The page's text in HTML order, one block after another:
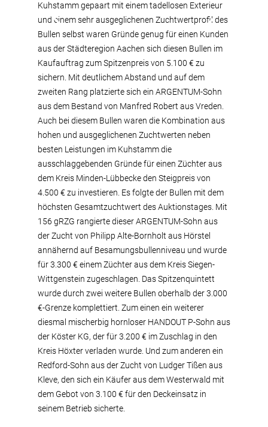
Kuhstamm gepaart mit einem tadellosen Exterieur
und einem sehr ausgeglichenen Zuchtwertprofil des
Bullen selbst waren Gründe genug für einen Kunden
aus der Städteregion Aachen sich diesen Bullen im
Kaufauftrag zum Spitzenpreis von 5.100 € zu
sichern. Mit deutlichem Abstand und auf dem
zweiten Rang platzierte sich ein ARGENTUM-Sohn
aus dem Bestand von Manfred Robert aus Vreden.
Auch bei diesem Bullen waren die Kombination aus
hohen und ausgeglichenen Zuchtwerten neben
besten Leistungen im Kuhstamm die
ausschlaggebenden Gründe für einen Züchter aus
dem Kreis Minden-Lübbecke den Steigpreis von
4.500 € zu investieren. Es folgte der Bullen mit dem
höchsten Gesamtzuchtwert des Auktionstages. Mit
156 gRZG rangierte dieser ARGENTUM-Sohn aus
der Zucht von Philipp Alte-Bornholt aus Hörstel
annähernd auf Besamungsbullenniveau und wurde
für 3.300 € einem Züchter aus dem Kreis Siegen-
Wittgenstein zugeschlagen. Das Spitzenquintett
wurde durch zwei weitere Bullen oberhalb der 3.000
€-Grenze komplettiert. Zum einen ein weiterer
diesmal mischerbig hornloser HANDOUT P-Sohn aus
der Köster KG, der für 3.200 € im Zuschlag in den
Kreis Höxter verladen wurde. Und zum anderen ein
Redford-Sohn aus der Zucht von Ludger Tißen aus
Kleve, den sich ein Käufer aus dem Westerwald mit
dem Gebot von 3.100 € für den Deckeinsatz in
seinem Betrieb sicherte.